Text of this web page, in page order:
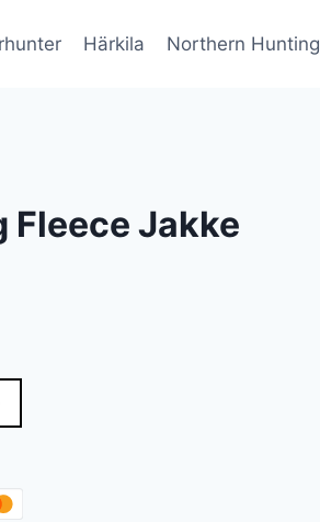
Härkila Northern Hunting
Fleece Jakke